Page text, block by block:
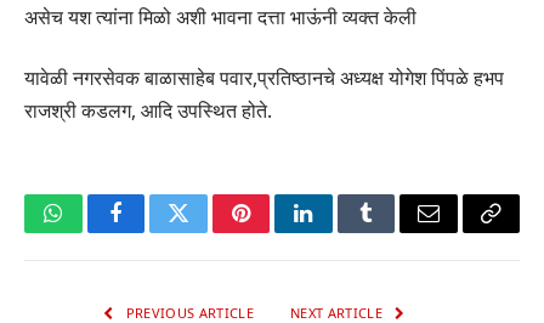
असेच यश त्यांना मिळो अशी भावना दत्ता भाऊंनी व्यक्त केली
यावेळी नगरसेवक बाळासाहेब पवार,प्रतिष्ठानचे अध्यक्ष योगेश पिंपळे हभप
राजश्री कडलग, आदि उपस्थित होते.
WhatsAppFacebookTwitterPinterestLinkedInTumblrEmail Copy
PREVIOUS ARTICLE NEXT ARTICLE